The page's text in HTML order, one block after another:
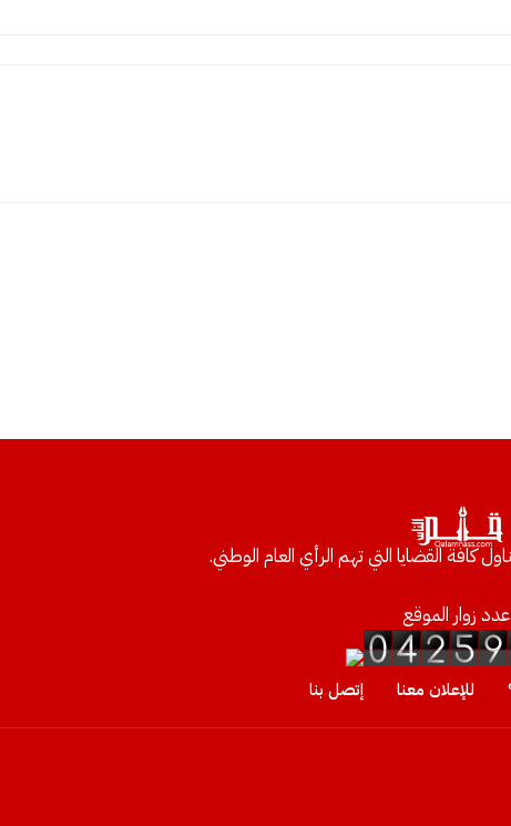
كافة القضايا التي تهم الرأي العام الوطني.
عدد زوار الموقع
للإعلان معنا إتصل بنا